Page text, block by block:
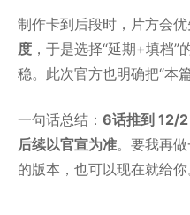
制作卡到后段时，片方会
度 ，于是选择“延期+填档
稳。此次官方也明确把“本
一句话总结： 6话推到 12/2
后续以官宣为准。要我再
的版本，也可以现在就给你